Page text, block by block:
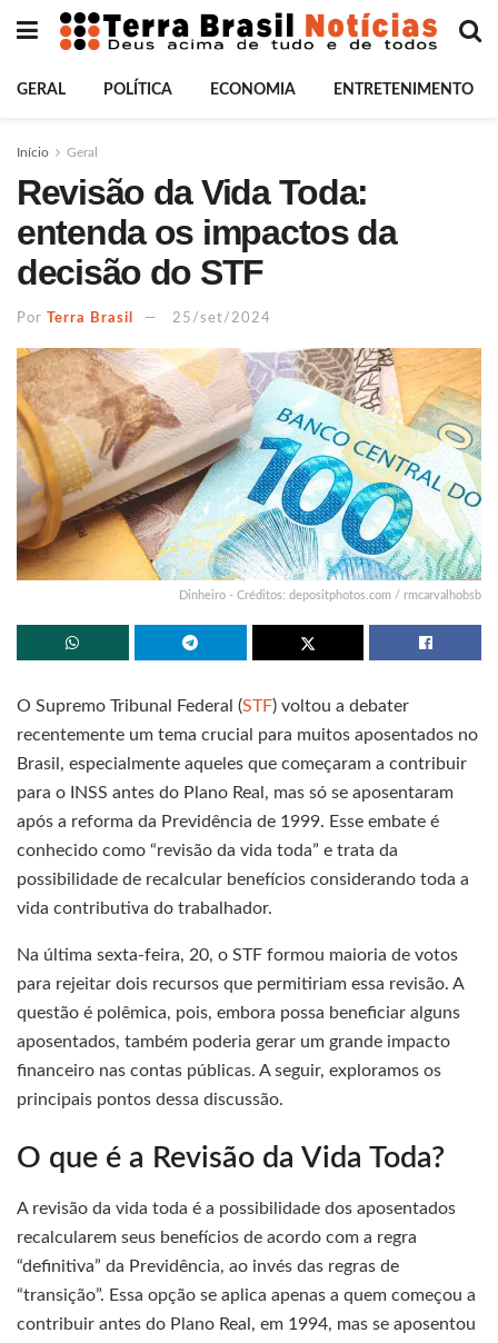
GERAL POLÍTICA ECONOMIA ENTRETENIMENTO
Início Geral
Revisão da Vida Toda:
entenda os impactos da
decisão do STF
Por Terra Brasil 25/set/2024
Dinheiro - Créditos: depositphotos.com / rmcarvalhobsb
O Supremo Tribunal Federal (STF) voltou a debater
recentemente um tema crucial para muitos aposentados no
Brasil, especialmente aqueles que começaram a contribuir
para o INSS antes do Plano Real, mas só se aposentaram
após a reforma da Previdência de 1999. Esse embate é
conhecido como “revisão da vida toda” e trata da
possibilidade de recalcular benefícios considerando toda a
vida contributiva do trabalhador.
Na última sexta-feira, 20, o STF formou maioria de votos
para rejeitar dois recursos que permitiriam essa revisão. A
questão é polêmica, pois, embora possa beneficiar alguns
aposentados, também poderia gerar um grande impacto
financeiro nas contas públicas. A seguir, exploramos os
principais pontos dessa discussão.
O que é a Revisão da Vida Toda?
A revisão da vida toda é a possibilidade dos aposentados
recalcularem seus benefícios de acordo com a regra
“definitiva” da Previdência, ao invés das regras de
“transição”. Essa opção se aplica apenas a quem começou a
contribuir antes do Plano Real, em 1994, mas se aposentou